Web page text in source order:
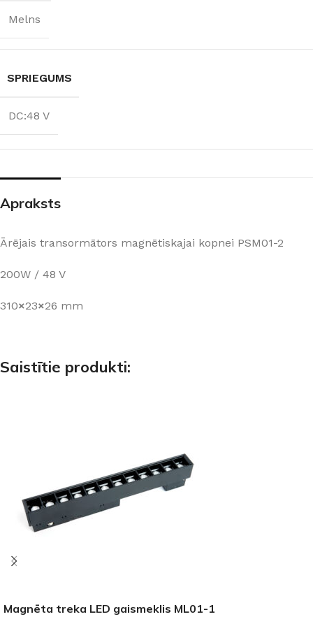
Melns
SPRIEGUMS
DC:48 V
Apraksts
Ārējais transormātors magnētiskajai kopnei PSM01-2
200W / 48 V
310×23×26 mm
Saistītie produkti:
Magnēta treka LED gaismeklis ML01-1